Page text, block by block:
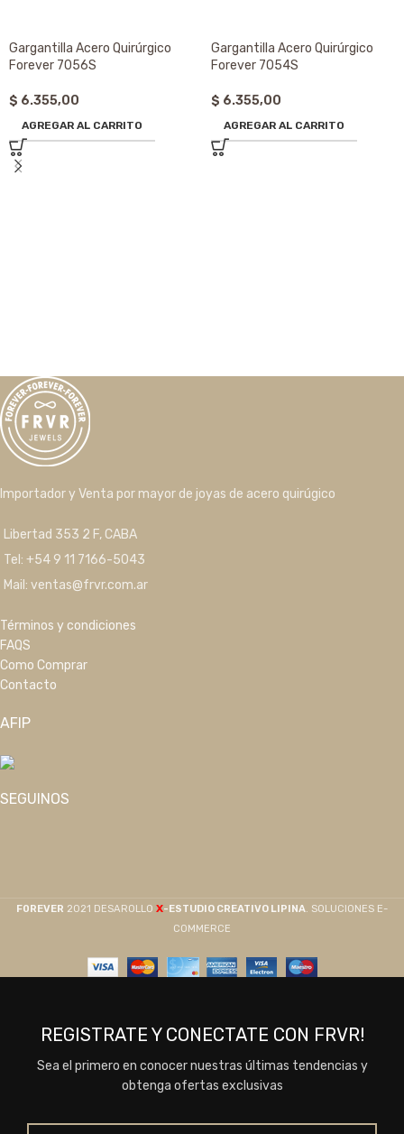
Gargantilla Acero Quirúrgico
Forever 7056S
$ 6.355,00
AGREGAR AL CARRITO
Gargantilla Acero Quirúrgico
Forever 7054S
$ 6.355,00
AGREGAR AL CARRITO
Importador y Venta por mayor de joyas de acero quirúgico
Libertad 353 2 F, CABA
Tel: +54 9 11 7166-5043
Mail: ventas@frvr.com.ar
Términos y condiciones
FAQS
Como Comprar
Contacto
AFIP
SEGUINOS
F0REVER 2021 DESAROLLO X-ESTUDIO CREATIVO LIPINA. SOLUCIONES E-
COMMERCE
REGISTRATE Y CONECTATE CON FRVR!
Sea el primero en conocer nuestras últimas tendencias y
obtenga ofertas exclusivas